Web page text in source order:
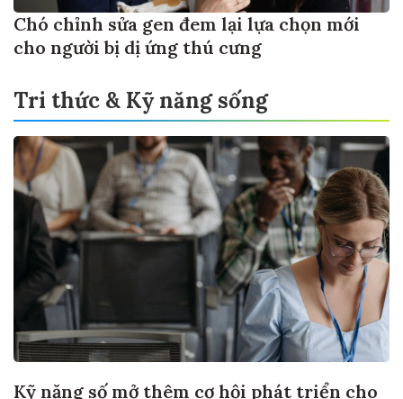
Chó chỉnh sửa gen đem lại lựa chọn mới
cho người bị dị ứng thú cưng
Tri thức & Kỹ năng sống
Kỹ năng số mở thêm cơ hội phát triển cho